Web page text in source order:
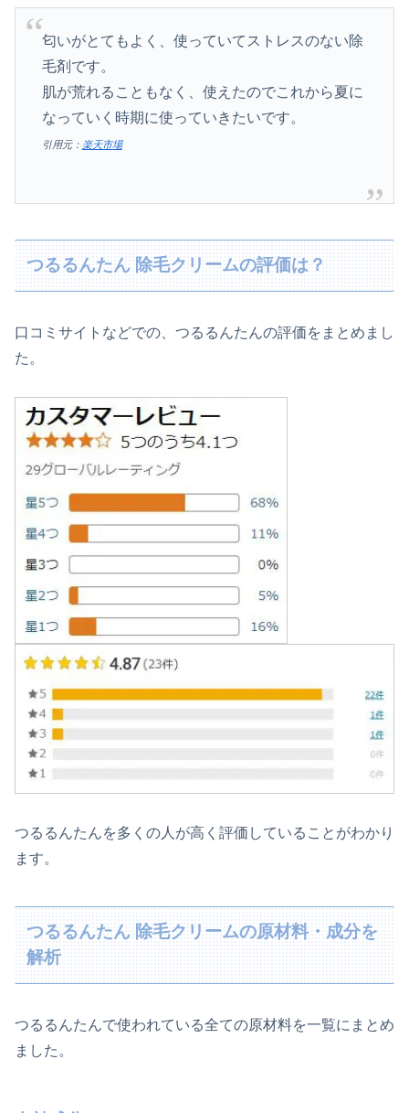
匂いがとてもよく、使っていてストレスのない除
毛剤です。
肌が荒れることもなく、使えたのでこれから夏に
なっていく時期に使っていきたいです。
引用元： 楽天市場
つるるんたん 除毛クリームの評価は？
口コミサイトなどでの、つるるんたんの評価をまとめまし
た。
つるるんたんを多くの人が高く評価していることがわかり
ます。
つるるんたん 除毛クリームの原材料・成分を
解析
つるるんたんで使われている全ての原材料を一覧にまとめ
ました。